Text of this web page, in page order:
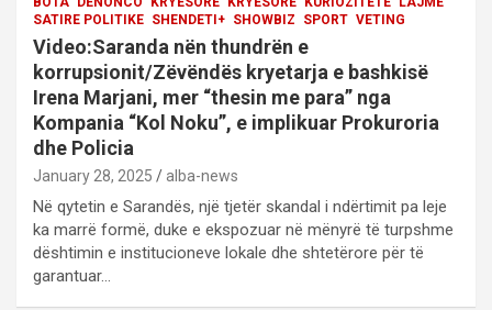
SATIRE POLITIKE SHENDETI+ SHOWBIZ SPORT VETING
Video:Saranda nën thundrën e
korrupsionit/Zëvëndës kryetarja e bashkisë
Irena Marjani, mer “thesin me para” nga
Kompania “Kol Noku”, e implikuar Prokuroria
dhe Policia
January 28, 2025 alba-news
Në qytetin e Sarandës, një tjetër skandal i ndërtimit pa leje
ka marrë formë, duke e ekspozuar në mënyrë të turpshme
dështimin e institucioneve lokale dhe shtetërore për të
garantuar…